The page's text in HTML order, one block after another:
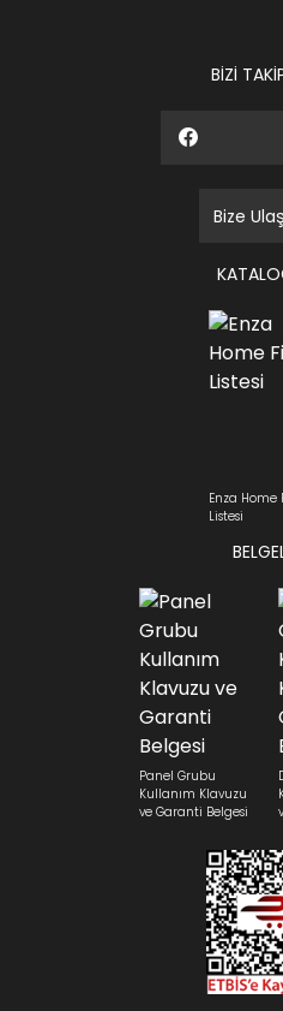
BİZİ
Bize
Enza Home
Listesi
Panel Grubu
Kullanım Klavuzu
ve Garanti Belgesi